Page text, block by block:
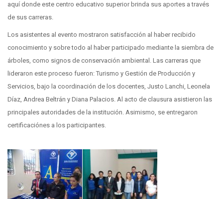
aquí donde este centro educativo superior brinda sus aportes a través
de sus carreras.
Los asistentes al evento mostraron satisfacción al haber recibido
conocimiento y sobre todo al haber participado mediante la siembra de
árboles, como signos de conservación ambiental. Las carreras que
lideraron este proceso fueron: Turismo y Gestión de Producción y
Servicios, bajo la coordinación de los docentes, Justo Lanchi, Leonela
Díaz, Andrea Beltrán y Diana Palacios. Al acto de clausura asistieron las
principales autoridades de la institución. Asimismo, se entregaron
certificaciónes a los participantes.